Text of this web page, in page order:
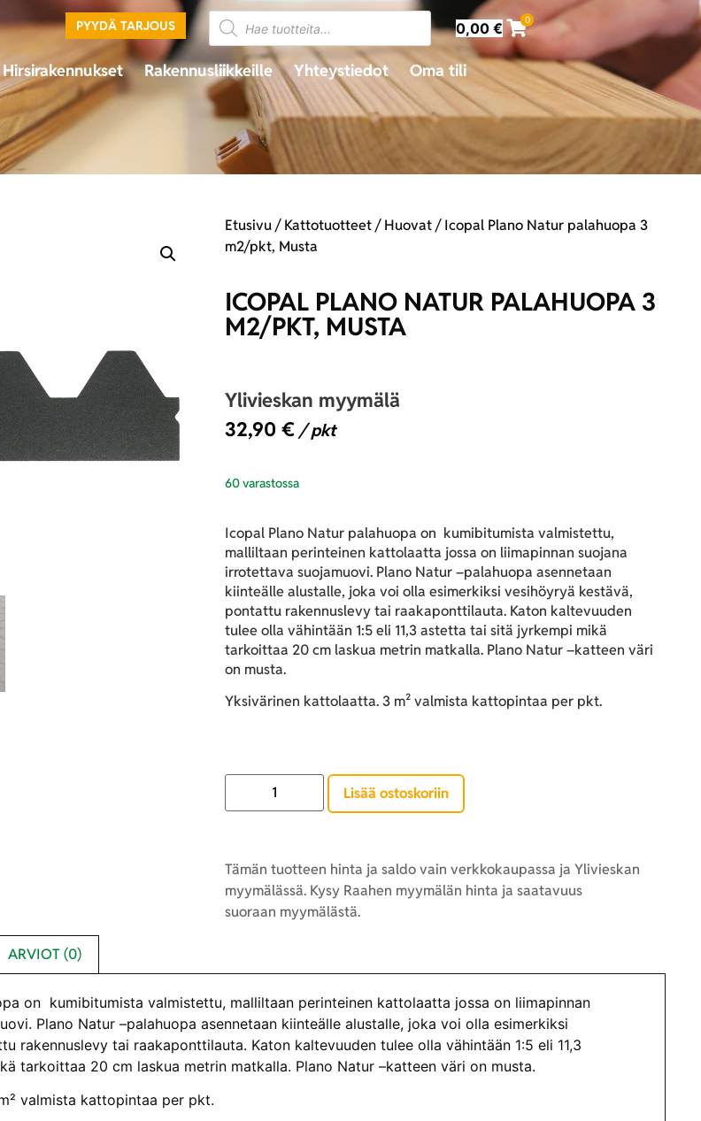
PYYDÄ TARJOUS 0,00€ 0
Hirsirakennukset Rakennusliikkeille Yhteystiedot Oma tili
Etusivu/Kattotuotteet/Huovat/ Icopal Plano Natur palahuopa 3
m2/pkt, Musta
ICOPAL PLANO NATUR PALAHUOPA 3
M2/PKT, MUSTA
Ylivieskan myymälä
32,90€ / pkt
60 varastossa
Icopal Plano Natur palahuopa on kumibitumista valmistettu,
malliltaan perinteinen kattolaatta jossa on liimapinnan suojana
irrotettava suojamuovi. Plano Natur –palahuopa asennetaan
kiinteälle alustalle, joka voi olla esimerkiksi vesihöyryä kestävä,
pontattu rakennuslevy tai raakaponttilauta. Katon kaltevuuden
tulee olla vähintään 1:5 eli 11,3 astetta tai sitä jyrkempi mikä
tarkoittaa 20 cm laskua metrin matkalla. Plano Natur –katteen väri
on musta.
Yksivärinen kattolaatta. 3 m² valmista kattopintaa per pkt.
Lisää ostoskoriin
Tämän tuotteen hinta ja saldo vain verkkokaupassa ja Ylivieskan
myymälässä. Kysy Raahen myymälän hinta ja saatavuus
suoraan myymälästä.
ARVIOT (0)
on kumibitumista valmistettu, malliltaan perinteinen kattolaatta jossa on liimapinnan
Plano Natur –palahuopa asennetaan kiinteälle alustalle, joka voi olla esimerkiksi
rakennuslevy tai raakaponttilauta. Katon kaltevuuden tulee olla vähintään 1:5 eli 11,3
tarkoittaa 20 cm laskua metrin matkalla. Plano Natur –katteen väri on musta.
valmista kattopintaa per pkt.